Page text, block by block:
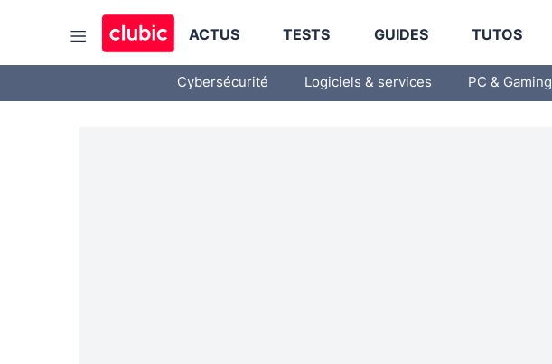
ACTUS TESTS GUIDES TUTOS
Cybersécurité Logiciels & services PC & Gaming